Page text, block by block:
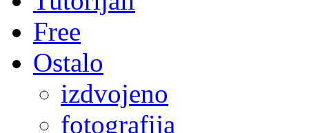
Free
Ostalo
izdvojeno
fotografija